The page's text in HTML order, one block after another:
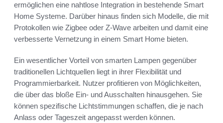
ermöglichen eine nahtlose Integration in bestehende Smart
Home Systeme. Darüber hinaus finden sich Modelle, die mit
Protokollen wie Zigbee oder Z-Wave arbeiten und damit eine
verbesserte Vernetzung in einem Smart Home bieten.
Ein wesentlicher Vorteil von smarten Lampen gegenüber
traditionellen Lichtquellen liegt in ihrer Flexibilität und
Programmierbarkeit. Nutzer profitieren von Möglichkeiten,
die über das bloße Ein- und Ausschalten hinausgehen. Sie
können spezifische Lichtstimmungen schaffen, die je nach
Anlass oder Tageszeit angepasst werden können.